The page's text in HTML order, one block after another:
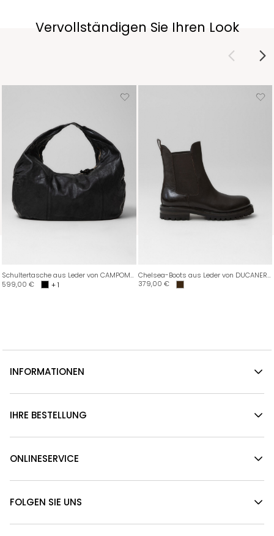
Vervollständigen Sie Ihren Look
Schultertasche aus Leder von CAMPOMAGGI
599,00 € + 1
Chelsea-Boots aus Leder von DUCANERO SRL
379,00 €
INFORMATIONEN
IHRE BESTELLUNG
ONLINESERVICE
FOLGEN SIE UNS